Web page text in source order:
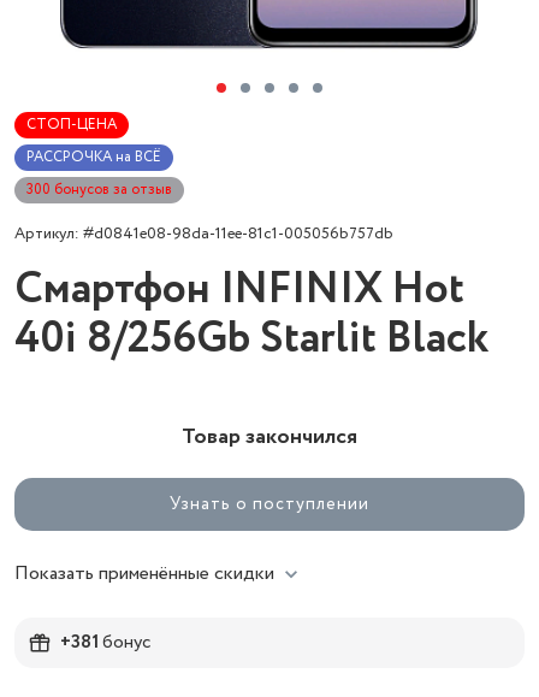
СТОП-ЦЕНА
РАССРОЧКА на ВСЁ
300 бонусов за отзыв
Артикул: #d0841e08-98da-11ee-81c1-005056b757db
Смартфон INFINIX Hot
40i 8/256Gb Starlit Black
Товар закончился
Узнать о поступлении
Показать применённые скидки
+381бонус